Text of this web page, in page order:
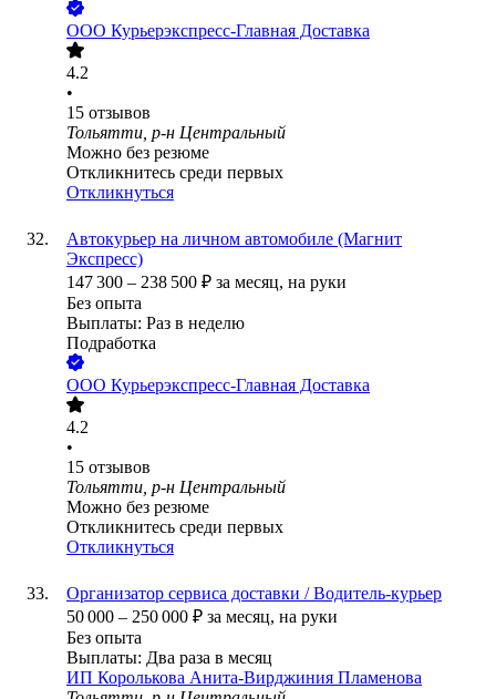
ООО Курьерэкспресс-Главная Доставка
4.2
•
15 отзывов
Тольятти, р-н Центральный
Можно без резюме
Откликнитесь среди первых
Откликнуться
Автокурьер на личном автомобиле (Магнит
Экспресс)
147 300 – 238 500 ₽ за месяц, на руки
Без опыта
Выплаты: Раз в неделю
Подработка
ООО Курьерэкспресс-Главная Доставка
4.2
•
15 отзывов
Тольятти, р-н Центральный
Можно без резюме
Откликнитесь среди первых
Откликнуться
Организатор сервиса доставки / Водитель-курьер
50 000 – 250 000 ₽ за месяц, на руки
Без опыта
Выплаты: Два раза в месяц
ИП Королькова Анита-Вирджиния Пламенова